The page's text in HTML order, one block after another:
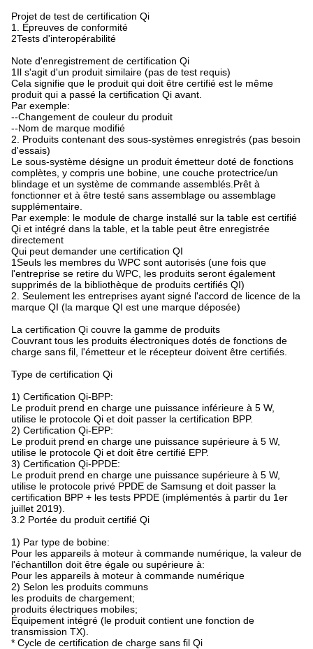
Projet de test de certification Qi
1. Épreuves de conformité
2Tests d'interopérabilité
Note d'enregistrement de certification Qi
1Il s'agit d'un produit similaire (pas de test requis)
Cela signifie que le produit qui doit être certifié est le même
produit qui a passé la certification Qi avant.
Par exemple:
--Changement de couleur du produit
--Nom de marque modifié
2. Produits contenant des sous-systèmes enregistrés (pas besoin
d'essais)
Le sous-système désigne un produit émetteur doté de fonctions
complètes, y compris une bobine, une couche protectrice/un
blindage et un système de commande assemblés.Prêt à
fonctionner et à être testé sans assemblage ou assemblage
supplémentaire.
Par exemple: le module de charge installé sur la table est certifié
Qi et intégré dans la table, et la table peut être enregistrée
directement
Qui peut demander une certification QI
1Seuls les membres du WPC sont autorisés (une fois que
l'entreprise se retire du WPC, les produits seront également
supprimés de la bibliothèque de produits certifiés QI)
2. Seulement les entreprises ayant signé l'accord de licence de la
marque QI (la marque QI est une marque déposée)
La certification Qi couvre la gamme de produits
Couvrant tous les produits électroniques dotés de fonctions de
charge sans fil, l'émetteur et le récepteur doivent être certifiés.
Type de certification Qi
1) Certification Qi-BPP:
Le produit prend en charge une puissance inférieure à 5 W,
utilise le protocole Qi et doit passer la certification BPP.
2) Certification Qi-EPP:
Le produit prend en charge une puissance supérieure à 5 W,
utilise le protocole Qi et doit être certifié EPP.
3) Certification Qi-PPDE:
Le produit prend en charge une puissance supérieure à 5 W,
utilise le protocole privé PPDE de Samsung et doit passer la
certification BPP + les tests PPDE (implémentés à partir du 1er
juillet 2019).
3.2 Portée du produit certifié Qi
1) Par type de bobine:
Pour les appareils à moteur à commande numérique, la valeur de
l'échantillon doit être égale ou supérieure à:
Pour les appareils à moteur à commande numérique
2) Selon les produits communs
les produits de chargement;
produits électriques mobiles;
Équipement intégré (le produit contient une fonction de
transmission TX).
* Cycle de certification de charge sans fil Qi